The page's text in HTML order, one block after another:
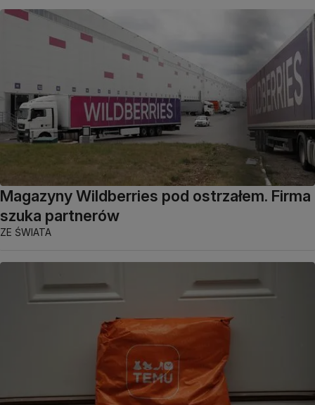
Magazyny Wildberries pod ostrzałem. Firma
szuka partnerów
ZE ŚWIATA